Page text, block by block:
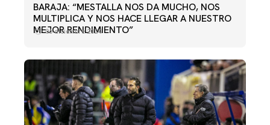
BARAJA: “MESTALLA NOS DA MUCHO, NOS
MULTIPLICA Y NOS HACE LLEGAR A NUESTRO
MEJOR RENDIMIENTO”
06 diciembre 2024